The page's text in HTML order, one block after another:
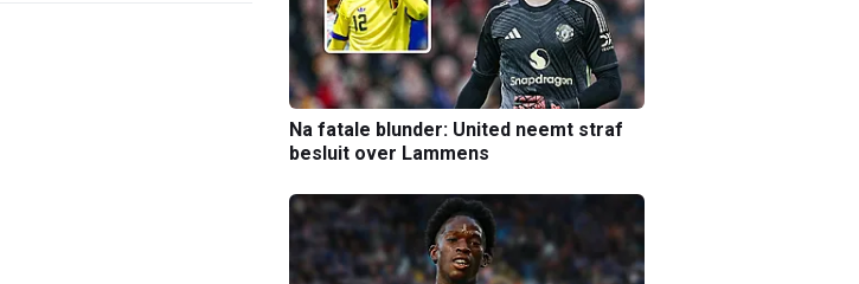
Na fatale blunder: United neemt straf
besluit over Lammens